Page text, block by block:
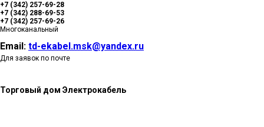
+7 (342) 257-69-28
+7 (342) 288-69-53
+7 (342) 257-69-26
Многоканальный
Email: td-ekabel.msk@yandex.ru
Для заявок по почте
Торговый дом Электрокабель